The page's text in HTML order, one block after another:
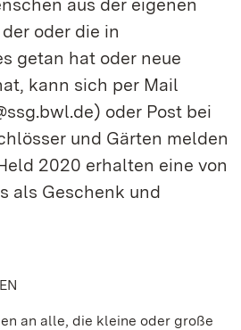
aus der eigenen
oder die in
getan hat oder neue
kann sich per Mail
oder Post bei
und Gärten melden
2020 erhalten eine von
als Geschenk und
an alle, die kleine oder große